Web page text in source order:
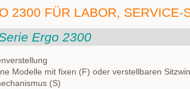
2300 FÜR LABOR, SERVICE-
Ergo 2300
Modelle mit fixen (F) oder verstellbaren
(S)